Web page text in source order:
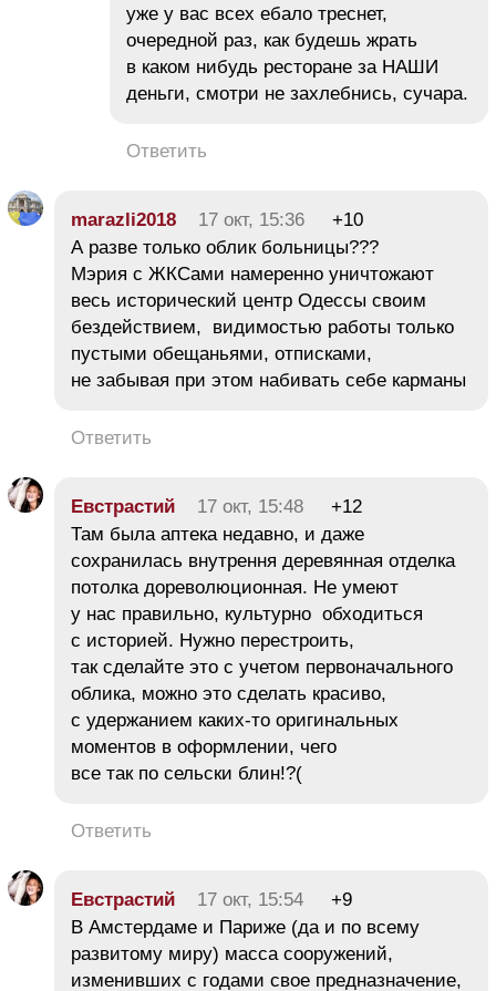
уже у вас всех eбaлo треснет,
очередной раз, как будешь жрать
в каком нибудь ресторане за НАШИ
деньги, смотри не захлебнись, cyчaрa.
Ответить
marazli2018 17 окт, 15:36
+10
А разве только облик больницы???
Мэрия с ЖКСами намеренно уничтожают
весь исторический центр Одессы своим
бездействием, видимостью работы только
пустыми обещаньями, отписками,
не забывая при этом набивать себе карманы
Ответить
Евстрастий 17 окт, 15:48
+12
Там была аптека недавно, и даже
сохранилась внутрення деревянная отделка
потолка дореволюционная. Не умеют
у нас правильно, культурно обходиться
с историей. Нужно перестроить,
так сделайте это с учетом первоначального
облика, можно это сделать красиво,
с удержанием каких-то оригинальных
моментов в оформлении, чего
все так по сельски блин!?(
Ответить
Евстрастий 17 окт, 15:54
+9
В Амстердаме и Париже (да и по всему
развитому миру) масса сооружений,
изменивших с годами свое предназначение,